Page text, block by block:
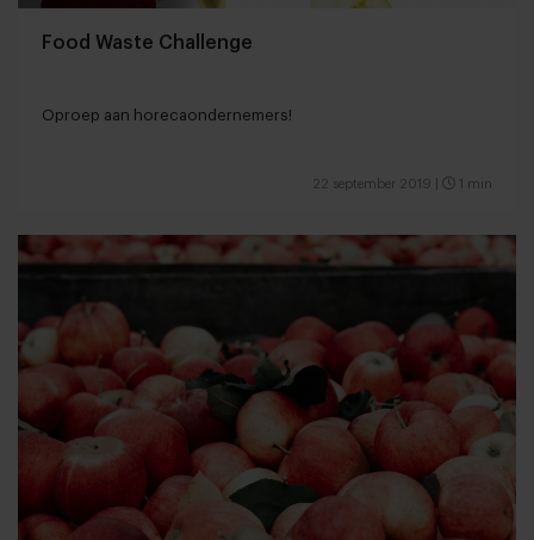
Food Waste Challenge
Oproep aan horecaondernemers!
22 september 2019 1 min